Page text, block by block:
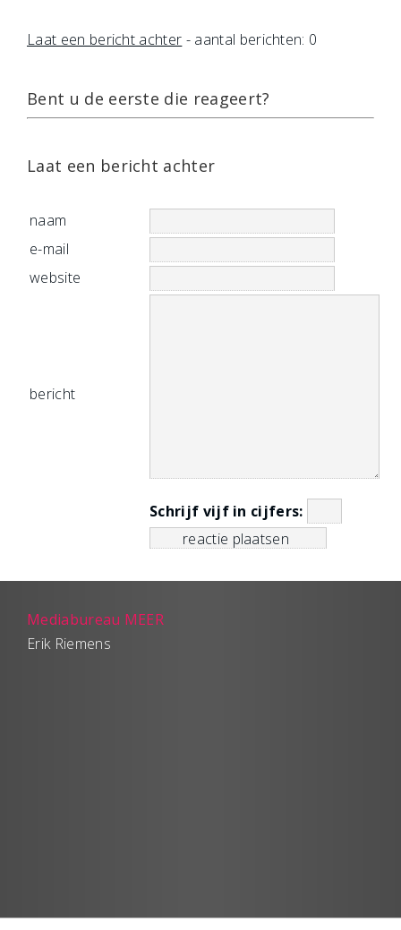
Laat een bericht achter - aantal berichten: 0
Bent u de eerste die reageert?
Laat een bericht achter
naam
e-mail
website
bericht
Schrijf vijf in cijfers:
Mediabureau MEER
Erik Riemens